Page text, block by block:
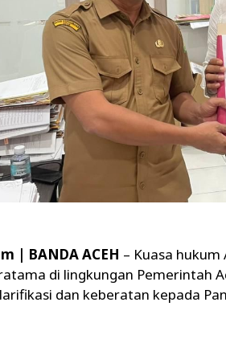
| BANDA ACEH – Kuasa
di lingkungan Pemerintah
dan keberatan kepada